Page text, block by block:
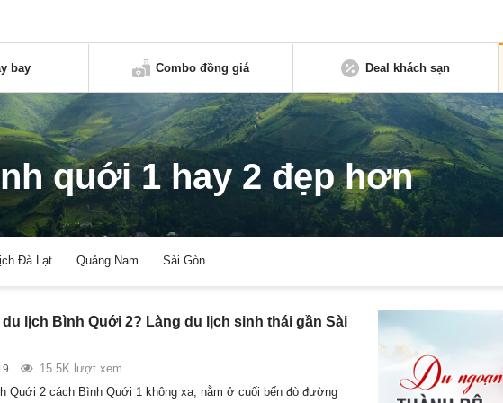
bay Combo đồng giá Deal khách sạn
quới 1 hay 2 đẹp hơn
Đà Lạt Quảng Nam Sài Gòn
lịch Bình Quới 2? Làng du lịch sinh thái gần Sài
15.5K lượt xem
Quới 2 cách Bình Quới 1 không xa, nằm ở cuối bến đò đường